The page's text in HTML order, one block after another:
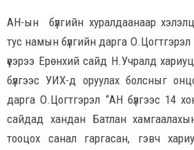
АН-ын бүлгийн хуралдаанаар
тус намын бүлгийн дарга
үеэрээ Ерөнхий сайд Н.Учралд
бүлгээс УИХ-д оруулах болсныг
дарга О.Цогтгэрэл “АН бүлгээс 14
сайдад хандан Батлан
тооцох санал гаргасан, гэвч